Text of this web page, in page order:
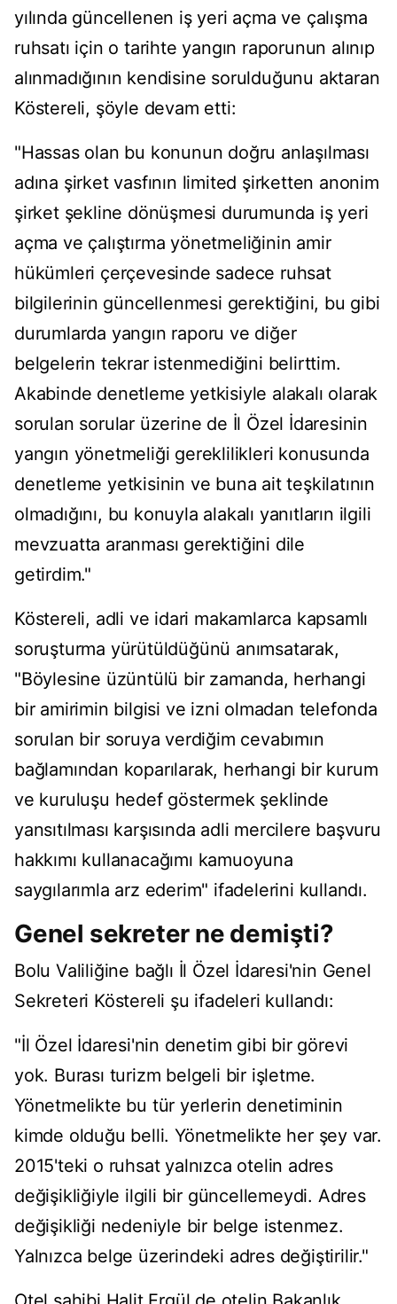
yılında güncellenen iş yeri açma ve çalışma
ruhsatı için o tarihte yangın raporunun alınıp
alınmadığının kendisine sorulduğunu aktaran
Köstereli, şöyle devam etti:
"Hassas olan bu konunun doğru anlaşılması
adına şirket vasfının limited şirketten anonim
şirket şekline dönüşmesi durumunda iş yeri
açma ve çalıştırma yönetmeliğinin amir
hükümleri çerçevesinde sadece ruhsat
bilgilerinin güncellenmesi gerektiğini, bu gibi
durumlarda yangın raporu ve diğer
belgelerin tekrar istenmediğini belirttim.
Akabinde denetleme yetkisiyle alakalı olarak
sorulan sorular üzerine de İl Özel İdaresinin
yangın yönetmeliği gereklilikleri konusunda
denetleme yetkisinin ve buna ait teşkilatının
olmadığını, bu konuyla alakalı yanıtların ilgili
mevzuatta aranması gerektiğini dile
getirdim."
Köstereli, adli ve idari makamlarca kapsamlı
soruşturma yürütüldüğünü anımsatarak,
"Böylesine üzüntülü bir zamanda, herhangi
bir amirimin bilgisi ve izni olmadan telefonda
sorulan bir soruya verdiğim cevabımın
bağlamından koparılarak, herhangi bir kurum
ve kuruluşu hedef göstermek şeklinde
yansıtılması karşısında adli mercilere başvuru
hakkımı kullanacağımı kamuoyuna
saygılarımla arz ederim" ifadelerini kullandı.
Genel sekreter ne demişti?
Bolu Valiliğine bağlı İl Özel İdaresi'nin Genel
Sekreteri Köstereli şu ifadeleri kullandı:
"İl Özel İdaresi'nin denetim gibi bir görevi
yok. Burası turizm belgeli bir işletme.
Yönetmelikte bu tür yerlerin denetiminin
kimde olduğu belli. Yönetmelikte her şey var.
2015'teki o ruhsat yalnızca otelin adres
değişikliğiyle ilgili bir güncellemeydi. Adres
değişikliği nedeniyle bir belge istenmez.
Yalnızca belge üzerindeki adres değiştirilir."